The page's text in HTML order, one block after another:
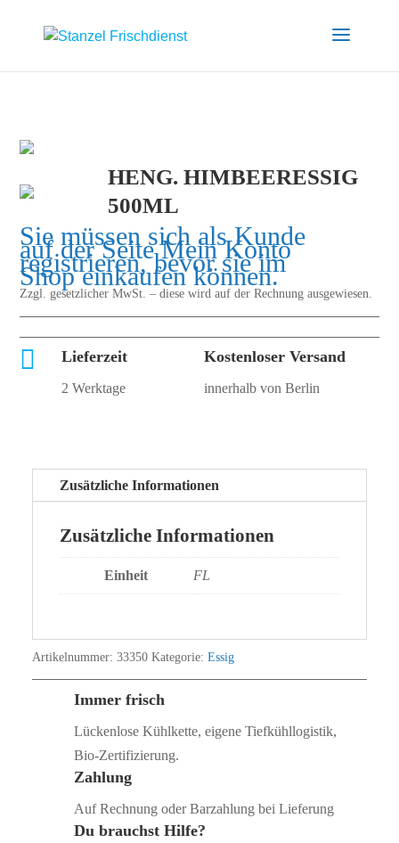
HENG. HIMBEERESSIG
500ML
Sie müssen sich als Kunde
auf der SeiteMein Konto
registrieren, bevor sie im
Shop einkaufen können.
Zzgl. gesetzlicher MwSt. – diese wird auf der Rechnung ausgewiesen.
 Lieferzeit
2 Werktage
Kostenloser Versand
innerhalb von Berlin
Zusätzliche Informationen
Zusätzliche Informationen
Einheit FL
Artikelnummer: 33350 Kategorie: Essig
Immer frisch
Lückenlose Kühlkette, eigene Tiefkühllogistik,
Bio‑Zertifizierung.
Zahlung
Auf Rechnung oder Barzahlung bei Lieferung
Du brauchst Hilfe?